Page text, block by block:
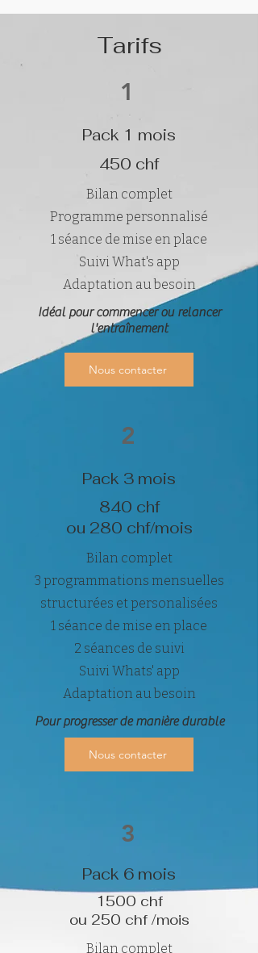
Tarifs
1
Pack 1 mois
450 chf
Bilan complet
Programme personnalisé
1 séance de mise en place
Suivi What's app
Adaptation au besoin
Idéal pour commencer ou relancer
l'entraînement
Nous contacter
2
Pack 3 mois
840 chf
ou 280 chf/mois
Bilan complet
3 programmations mensuelles
structurées et personalisées
1 séance de mise en place
2 séances de suivi
Suivi Whats' app
Adaptation au besoin
Pour progresser de manière durable
Nous contacter
3
Pack 6 mois
1500 chf
ou 250 chf /mois
Bilan complet